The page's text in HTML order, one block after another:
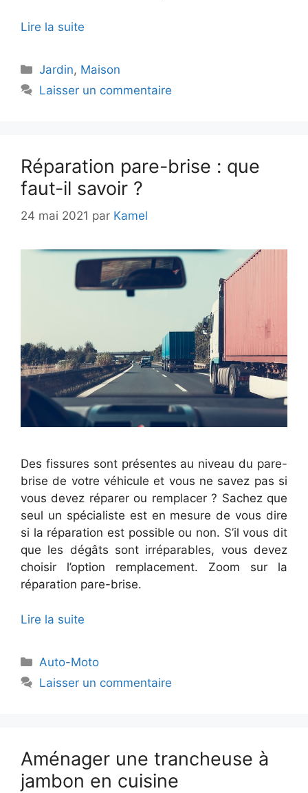
Lire la suite
Catégories
Jardin, Maison
Laisser un commentaire
Réparation pare-brise : que
faut-il savoir ?
24 mai 2021 par Kamel
Des fissures sont présentes au niveau du pare-
brise de votre véhicule et vous ne savez pas si
vous devez réparer ou remplacer ? Sachez que
seul un spécialiste est en mesure de vous dire
si la réparation est possible ou non. S’il vous dit
que les dégâts sont irréparables, vous devez
choisir l’option remplacement. Zoom sur la
réparation pare-brise.
Lire la suite
Catégories
Auto-Moto
Laisser un commentaire
Aménager une trancheuse à
jambon en cuisine